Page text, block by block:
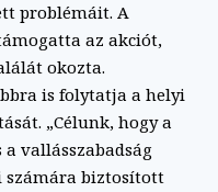
problémáit. A
az akciót,
okozta.
is folytatja a helyi
„Célunk, hogy a
a vallásszabadság
számára biztosított